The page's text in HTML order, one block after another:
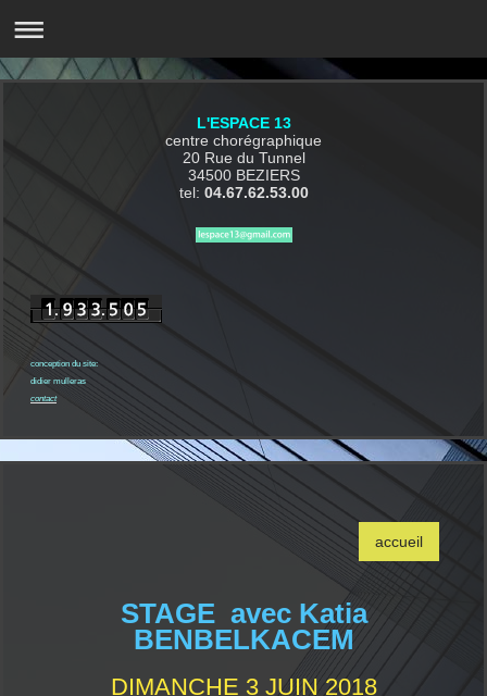
L'ESPACE 13
centre chorégraphique
20 Rue du Tunnel
34500 BEZIERS
tel: 04.67.62.53.00
conception du site:
didier mulleras
contact
accueil
STAGE avec Katia
BENBELKACEM
DIMANCHE 3 JUIN 2018